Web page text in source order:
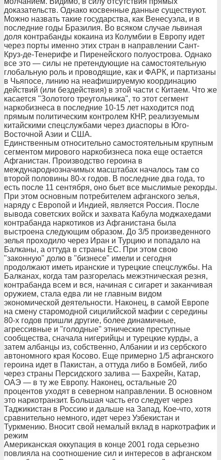
доказательств. Однако косвенные данные существуют.
Можно назвать такие государства, как Венесуэла, и в
последние годы Бразилия. Во всяком случае львиная
доля контрабанды кокаина из Колумбии в Европу идет
через порты именно этих стран в направлении Сант-
Круз-де-Тенерифе и Пиренейского полуострова. Однако
все это — силы не претендующие на самостоятельную
глобальную роль и проводящие, как и ФАРК, и партизаны
в Чьяпосе, линию на неафишируемую координацию
действий (или бездействия) в этой части с Китаем. Что же
касается "Золотого треугольника", то этот сегмент
наркобизнеса в последние 10-15 лет находится под
прямым политическим контролем КНР, реализуемым
китайскими спецслужбами через диаспоры в Юго-
Восточной Азии и США.
Единственным относительно самостоятельным крупным
сегментом мирового наркобизнеса пока еще остается
Афганистан. Производство героина в
международнозначимых масштабах началось там со
второй половины 80-х годов. В последние два года, то
есть после 11 сентября, оно бьет все мыслимые рекорды.
При этом основным потребителем афганского зелья,
наряду с Европой и Индией, является Россия. После
вывода советских войск и захвата Кабула моджахедами
контрабанда наркотиков из Афганистана была
выстроена следующим образом. До 3/5 произведенного
зелья проходило через Иран и Турцию и попадало на
Балканы, а оттуда в страны ЕС. При этом свою
"законную" долю в "бизнесе" имели и сегодня
продолжают иметь иранские и турецкие спецслужбы. На
Балканах, когда там разгорелась межэтническая резня,
контрабанда всем и вся, начиная с сигарет и заканчивая
оружием, стала едва ли не главным видом
экономической деятельности. Наконец, в самой Европе
на смену старомодной сицилийской мафии с середины
80-х годов пришли другие, более динамичные,
агрессивные и "голодные" этнические преступные
сообщества, сначала нигерийцы и турецкие курды, а
затем албанцы из, собственно, Албании и из сербского
автономного края Косово. Еще примерно 1/5 афганского
героина идет в Пакистан, а оттуда либо в Бомбей, либо
через страны Персидского залива — Бахрейн, Катар,
ОАЭ — в ту же Европу. Наконец, остальные 20
процентов уходят в северном направлении. В основном
это наркотранзит. Большая часть его следует через
Таджикистан в Россию и дальше на Запад. Кое-что, хотя
сравнительно немного, идет через Узбекистан и
Туркмению. Вносит свой немалый вклад в наркотрафик и
режим
Американская оккупация в конце 2001 года серьезно
повлияла на соотношение сил и интересов в афганском